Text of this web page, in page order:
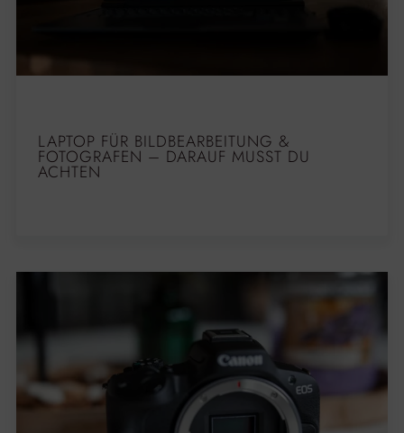
LAPTOP FÜR BILDBEARBEITUNG &
FOTOGRAFEN – DARAUF MUSST DU
ACHTEN